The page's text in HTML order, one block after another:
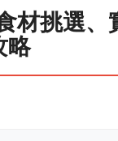
材挑選、
略